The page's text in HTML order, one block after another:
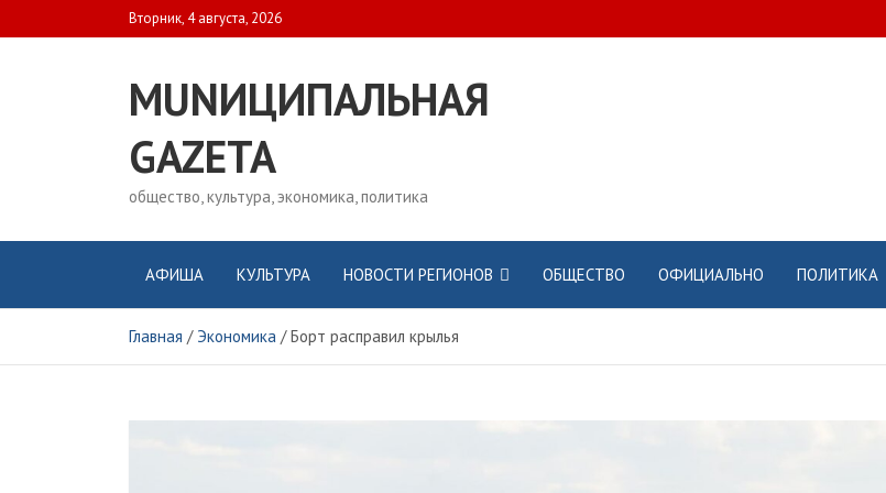
to
Вторник, 4 августа, 2026
MUNИЦИПАЛЬНАЯ
GAZЕТА
общество, культура, экономика, политика
АФИША КУЛЬТУРА НОВОСТИ РЕГИОНОВ ОБЩЕСТВО ОФИЦИАЛЬНО ПОЛИТИКА
Главная Экономика Борт расправил крылья